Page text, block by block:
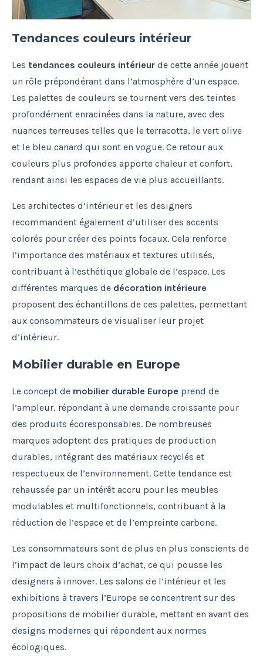
Tendances couleurs intérieur
Les tendances couleurs intérieur de cette année jouent
un rôle prépondérant dans l’atmosphère d’un espace.
Les palettes de couleurs se tournent vers des teintes
profondément enracinées dans la nature, avec des
nuances terreuses telles que le terracotta, le vert olive
et le bleu canard qui sont en vogue. Ce retour aux
couleurs plus profondes apporte chaleur et confort,
rendant ainsi les espaces de vie plus accueillants.
Les architectes d’intérieur et les designers
recommandent également d’utiliser des accents
colorés pour créer des points focaux. Cela renforce
l’importance des matériaux et textures utilisés,
contribuant à l’esthétique globale de l’espace. Les
différentes marques de décoration intérieure
proposent des échantillons de ces palettes, permettant
aux consommateurs de visualiser leur projet
d’intérieur.
Mobilier durable en Europe
Le concept de mobilier durable Europe prend de
l’ampleur, répondant à une demande croissante pour
des produits écoresponsables. De nombreuses
marques adoptent des pratiques de production
durables, intégrant des matériaux recyclés et
respectueux de l’environnement. Cette tendance est
rehaussée par un intérêt accru pour les meubles
modulables et multifonctionnels, contribuant à la
réduction de l’espace et de l’empreinte carbone.
Les consommateurs sont de plus en plus conscients de
l’impact de leurs choix d’achat, ce qui pousse les
designers à innover. Les salons de l’intérieur et les
exhibitions à travers l’Europe se concentrent sur des
propositions de mobilier durable, mettant en avant des
designs modernes qui répondent aux normes
écologiques.